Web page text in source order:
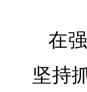
在
坚持